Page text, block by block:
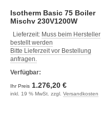
Isotherm Basic 75 Boiler
Mischv 230V1200W
Lieferzeit: Muss beim Hersteller
bestellt werden
Bitte Lieferzeit vor Bestellung
anfragen.
Verfügbar:
Ihr Preis 1.276,20 €
inkl. 19 % MwSt. zzgl. Versandkosten